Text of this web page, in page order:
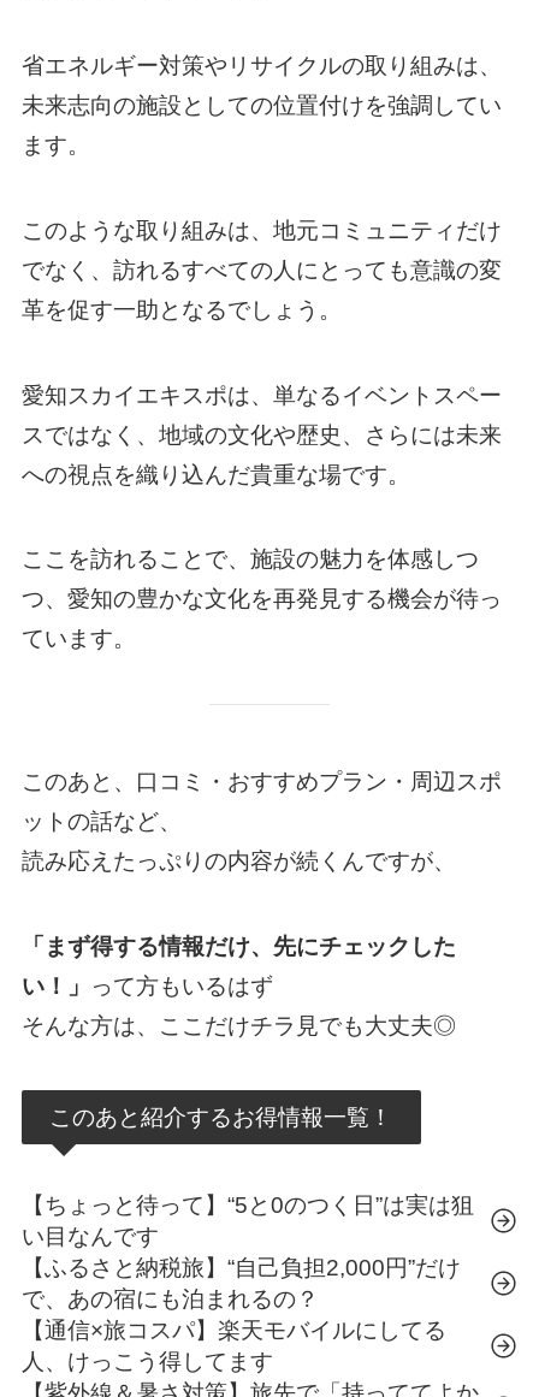
省エネルギー対策やリサイクルの取り組みは、
未来志向の施設としての位置付けを強調してい
ます。
このような取り組みは、地元コミュニティだけ
でなく、訪れるすべての人にとっても意識の変
革を促す一助となるでしょう。
愛知スカイエキスポは、単なるイベントスペー
スではなく、地域の文化や歴史、さらには未来
への視点を織り込んだ貴重な場です。
ここを訪れることで、施設の魅力を体感しつ
つ、愛知の豊かな文化を再発見する機会が待っ
ています。
このあと、口コミ・おすすめプラン・周辺スポ
ットの話など、
読み応えたっぷりの内容が続くんですが、
「まず得する情報だけ、先にチェックした
い！」
って方もいるはず
そんな方は、ここだけチラ見でも大丈夫◎
このあと紹介するお得情報一覧！
【ちょっと待って】“5と0のつく日”は実は狙
い目なんです
【ふるさと納税旅】“自己負担2,000円”だけ
で、あの宿にも泊まれるの？
【通信×旅コスパ】楽天モバイルにしてる
人、けっこう得してます